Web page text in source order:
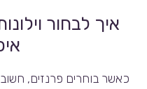
איך לבחור
כאשר בוחרים פרנזים, חשוב